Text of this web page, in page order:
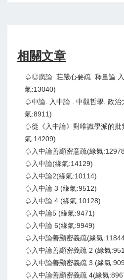
相關文章
♤◎廣論 .莊嚴心要疏 .釋量論.
氣:13040)
♤中論. 入中論 . 中觀哲學. 政治
氣:8911)
♤從《入中論》對唯識學派的批
氣:14209)
♤入中論善顯密意疏(緣氣
♤入中論(緣氣:14129)
♤入中論2(緣氣:10114)
♤入中論 3 (緣氣:9512)
♤入中論 4 (緣氣:10128)
♤入中論5 (緣氣:9471)
♤入中論 6(緣氣:9949)
♤入中論善顯密義疏(緣氣
♤入中論善顯密義疏 2 (緣氣
♤入中論善顯密義疏 3 (緣氣
♤入中論善顯密義疏 4(緣氣